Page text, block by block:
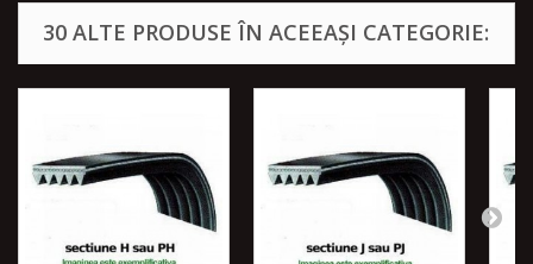
30 ALTE PRODUSE ÎN ACEEAȘI CATEGORIE: